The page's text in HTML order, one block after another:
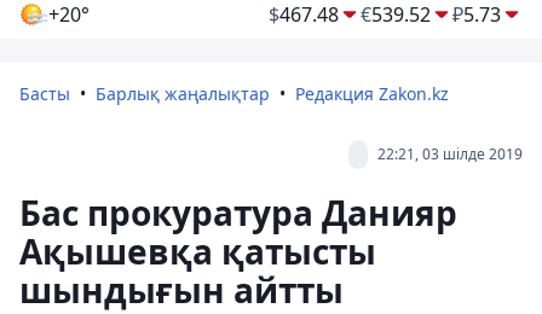
+20° $467.48 €539.52 ₽5.73
Басты Барлық жаңалықтар Редакция Zakon.kz
22:21, 03 шілде 2019
Бас прокуратура Данияр
Ақышевқа қатысты
шындығын айтты